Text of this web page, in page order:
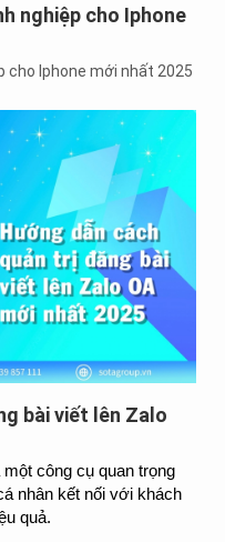
nghiệp cho Iphone
cho Iphone mới nhất 2025
bài viết lên Zalo
một công cụ quan trọng
nhân kết nối với khách
quả.